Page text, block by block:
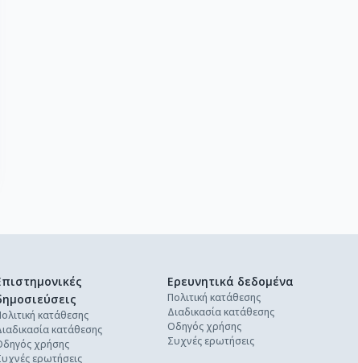
κατάθεσης
κατάθεσης
χρήσης
ερωτήσεις
Ερευνητικά δεδομένα
Πολιτική κατάθεσης
Διαδικασία κατάθεσης
Οδηγός χρήσης
Συχνές ερωτήσεις